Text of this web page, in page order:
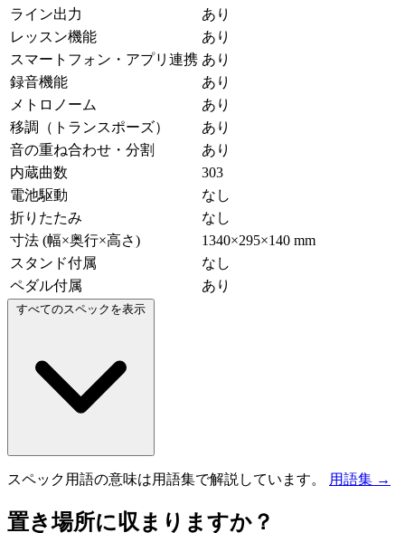
ライン出力
あり
レッスン機能
あり
スマートフォン・アプリ連携 あり
録音機能
あり
メトロノーム
あり
移調（トランスポーズ）
あり
音の重ね合わせ・分割
あり
内蔵曲数
303
電池駆動
なし
折りたたみ
なし
寸法 (幅×奥行×高さ)
1340×295×140 mm
スタンド付属
なし
ペダル付属
あり
すべてのスペックを表示
スペック用語の意味は用語集で解説しています。 用語集 →
置き場所に収まりますか？